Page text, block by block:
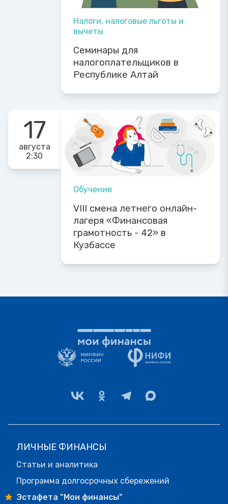
Налоги, налоговые льготы и
вычеты
Семинары для
налогоплательщиков в
Республике Алтай
17
августа
2:30
Обучение
VIII смена летнего онлайн-
лагеря «Финансовая
грамотность - 42» в
Кузбассе
ЛИЧНЫЕ ФИНАНСЫ
Статьи и аналитика
Программа долгосрочных сбережений
Эстафета "Мои финансы"